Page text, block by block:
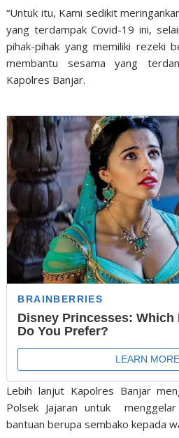
“Untuk itu, Kami sedikit
yang terdampak Covid-19 ini,
pihak-pihak yang memiliki rezeki
membantu sesama yang
Kapolres Banjar.
Lebih lanjut Kapolres Banjar
Polsek Jajaran untuk
bantuan berupa sembako kepada